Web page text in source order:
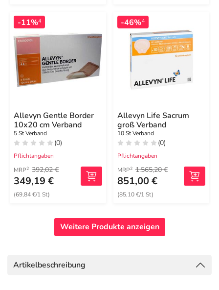
-11%4
Allevyn Gentle Border
10x20 cm Verband
5 St Verband
(0)
Pflichtangaben
MRP2 392,02 €
349,19 €
(69,84 €/1 St)
-46%4
Allevyn Life Sacrum
groß Verband
10 St Verband
(0)
Pflichtangaben
MRP2 1.565,20 €
851,00 €
(85,10 €/1 St)
Weitere Produkte anzeigen
Artikelbeschreibung